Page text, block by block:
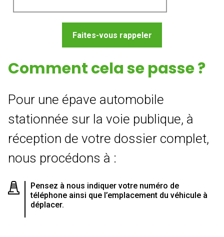
Faites-vous rappeler
Comment cela se passe ?
Pour une épave automobile
stationnée sur la voie publique, à
réception de votre dossier complet,
nous procédons à :
Pensez à nous indiquer votre numéro de
téléphone ainsi que l’emplacement du véhicule à
déplacer.